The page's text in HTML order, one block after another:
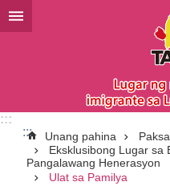
Lumaktaw sa pangunahing
:::
:::
Unang pahina
Paksa
Eksklusibong Lugar sa
Pangalawang Henerasyon
Ulat sa Pamilya